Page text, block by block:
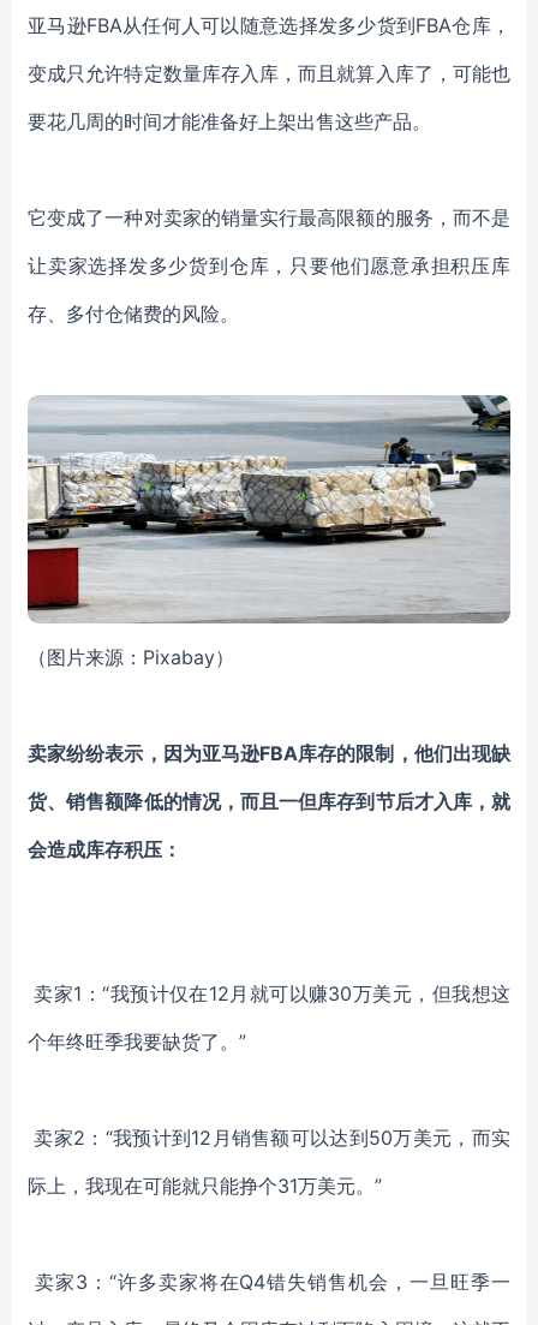
亚马逊FBA从任何人可以随意选择发多少货到FBA仓库，
变成只允许特定数量库存入库，而且就算入库了，可能也
要花几周的时间才能准备好上架出售这些产品。
它变成了一种对卖家的销量实行最高限额的服务，而不是
让卖家选择发多少货到仓库，只要他们愿意承担积压库
存、多付仓储费的风险。
（图片来源：Pixabay）
卖家纷纷表示，因为亚马逊FBA库存的限制，他们出现缺
货、销售额降低的情况，而且一但库存到节后才入库，就
会造成库存积压：
卖家1：“我预计仅在12月就可以赚30万美元，但我想这
个年终旺季我要缺货了。”
卖家2：“我预计到12月销售额可以达到50万美元，而实
际上，我现在可能就只能挣个31万美元。”
卖家3：“许多卖家将在Q4错失销售机会，一旦旺季一